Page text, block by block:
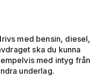
med bensin, diesel,
ska du kunna
med intyg från
underlag.